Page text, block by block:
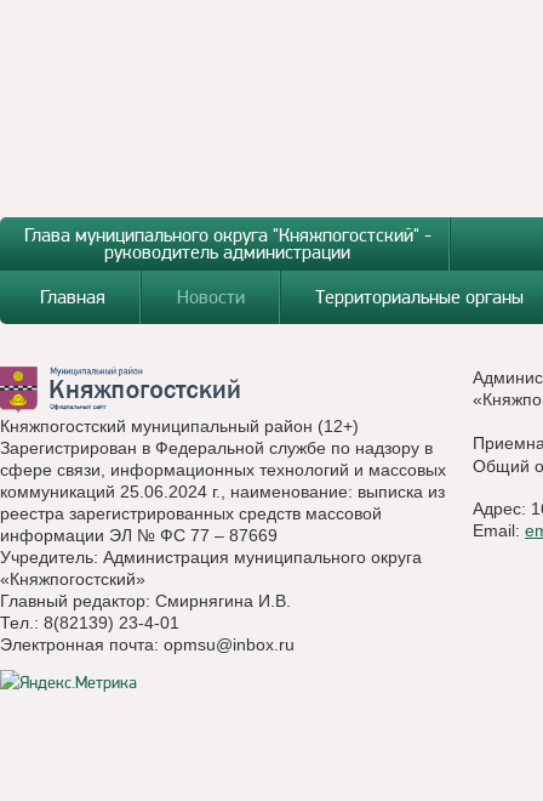
Глава муниципального округа "Княжпогостский" -
руководитель администрации
Главная
Новости Территориальные органы
Княжпогостский муниципальный район (12+)
Зарегистрирован в Федеральной службе по надзору в
сфере связи, информационных технологий и массовых
коммуникаций 25.06.2024 г., наименование: выписка из
реестра зарегистрированных средств массовой
информации ЭЛ № ФС 77 – 87669
Учредитель: Администрация муниципального округа
«Княжпогостский»
Главный редактор: Смирнягина И.В.
Тел.: 8(82139) 23-4-01
Электронная почта: opmsu@inbox.ru
Общий
Адрес:
Email: